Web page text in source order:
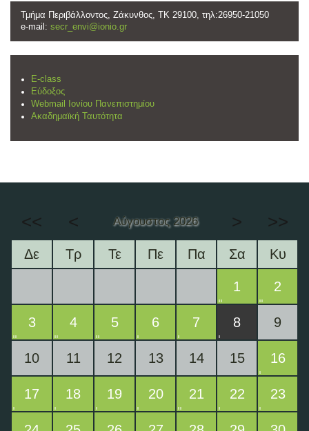
Τμήμα Περιβάλλοντος, Ζάκυνθος, ΤΚ 29100, τηλ:26950-21050
e-mail: secr_envi@ionio.gr
E-class
Εύδοξος
Webmail Ιονίου Πανεπιστημίου
Ακαδημαϊκή Ταυτότητα
<< < Αύγουστος 2026 > >>
Δε Τρ Τε Πε Πα Σα Κυ
1 2
3 4 5 6 7 8 9
10 11 12 13 14 15 16
17 18 19 20 21 22 23